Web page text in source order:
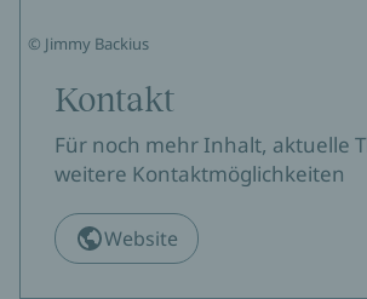
© Jimmy Backius
Kontakt
Für noch mehr Inhalt, aktuelle
weitere Kontaktmöglichkeiten
Website